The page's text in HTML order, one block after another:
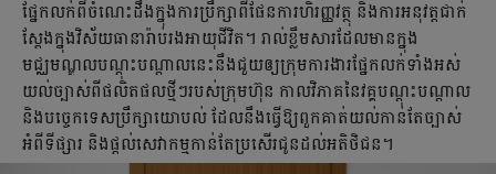
ផ្នែកលក់ពីចំណេះដឹងក្នុងការប្រឹក្សាពីផែនការហិរញ្ញវត្ថុ និងការអនុវត្តជាក់
ស្តែងក្នុងវិស័យធានារ៉ាប់រងអាយុជីវិត។ រាល់ខ្លឹមសារដែលមានក្នុង
មជ្ឈមណ្ឌលបណ្ដុះបណ្ដាលនេះនឹងជួយឲ្យក្រុមការងារផ្នែកលក់ទាំងអស់
យល់ច្បាស់ពីផលិតផលថ្មីៗរបស់ក្រុមហ៊ុន កាលវិភាគនៃវគ្គបណ្តុះបណ្តាល
និងបច្ចេកទេសប្រឹក្សាយោបល់ ដែលនឹងធ្វើឱ្យពួកគាត់យល់កាន់តែច្បាស់
អំពីទីផ្សារ និងផ្ដល់សេវាកម្មកាន់តែប្រសើរជូនដល់អតិថិជន។